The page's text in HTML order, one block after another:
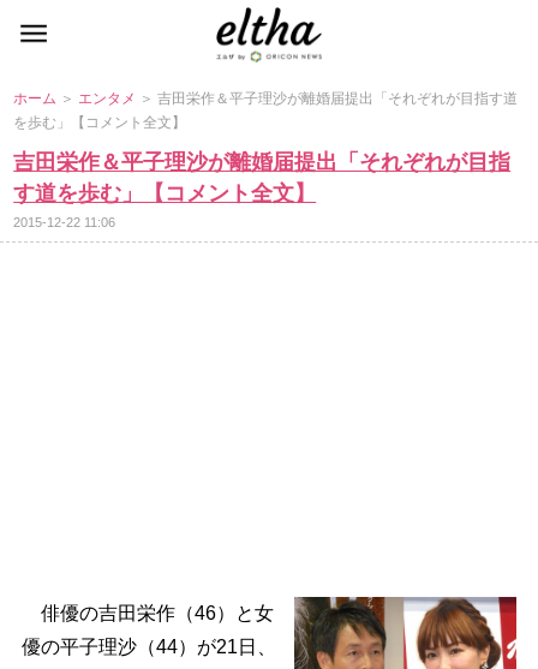
ホーム ＞ エンタメ ＞ 吉田栄作＆平子理沙が離婚届提出「それぞれが目指す道
を歩む」【コメント全文】
吉田栄作＆平子理沙が離婚届提出「それぞれが目指
す道を歩む」【コメント全文】
2015-12-22 11:06
俳優の吉田栄作（46）と女
優の平子理沙（44）が21日、